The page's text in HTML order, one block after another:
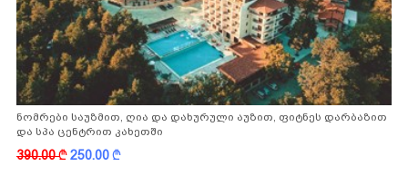
ნომრები საუზმით, ღია და დახურული აუზით, ფიტნეს დარბაზით
და სპა ცენტრით კახეთში
390.00k250.00k